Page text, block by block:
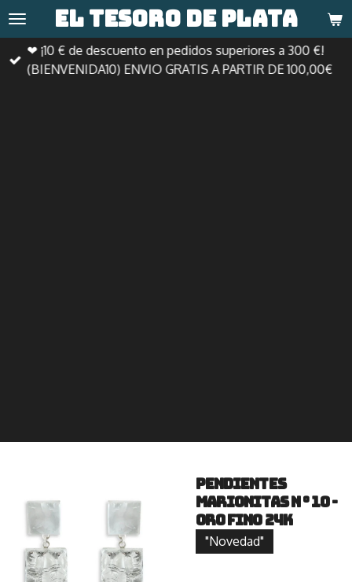
Ir
al
contenido
principal
El tesoro de plata
❤ ¡10 € de descuento en pedidos superiores a 300 €!
(BIENVENIDA10) ENVIO GRATIS A PARTIR DE 100,00€
Pendientes
marionitas n ° 10 -
Oro Fino 24K
"Novedad"